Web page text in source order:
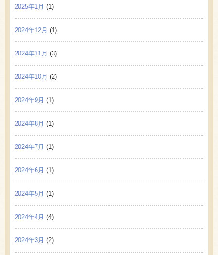
2025年1月 (1)
2024年12月 (1)
2024年11月 (3)
2024年10月 (2)
2024年9月 (1)
2024年8月 (1)
2024年7月 (1)
2024年6月 (1)
2024年5月 (1)
2024年4月 (4)
2024年3月 (2)